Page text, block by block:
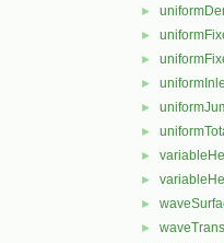
►
►
►
►
►
►
►
►
►
►